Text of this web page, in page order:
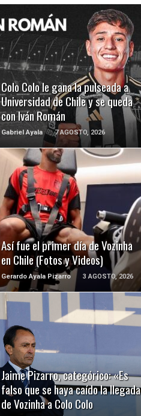
Colo Colo le gana la pulseada a
Universidad de Chile y se queda
con Iván Román
Gabriel Ayala 7 AGOSTO, 2026
LEER MÁS
Así fue el primer día de Vozinha
en Chile (Fotos y Videos)
Gerardo Ayala Pizarro 3 AGOSTO, 2026
LEER MÁS
Jaime Pizarro, categórico: «Es
falso que se haya caído la llegada
de Vozinha a Colo Colo
LEER MÁS